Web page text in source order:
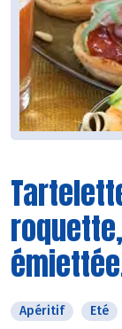
Apéritif Eté